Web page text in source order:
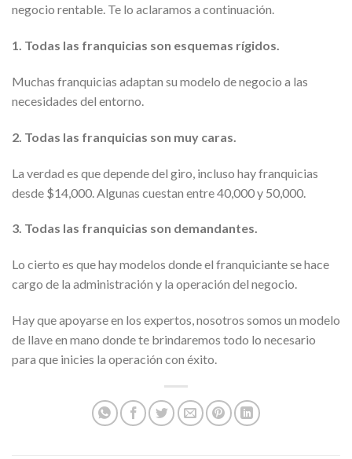
negocio rentable. Te lo aclaramos a continuación.
1. Todas las franquicias son esquemas rígidos.
Muchas franquicias adaptan su modelo de negocio a las
necesidades del entorno.
2. Todas las franquicias son muy caras.
La verdad es que depende del giro, incluso hay franquicias
desde $14,000. Algunas cuestan entre 40,000 y 50,000.
3. Todas las franquicias son demandantes.
Lo cierto es que hay modelos donde el franquiciante se hace
cargo de la administración y la operación del negocio.
Hay que apoyarse en los expertos, nosotros somos un modelo
de llave en mano donde te brindaremos todo lo necesario
para que inicies la operación con éxito.